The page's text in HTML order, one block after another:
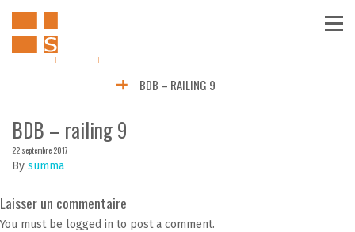
BDB – RAILING 9
BDB – railing 9
22 septembre 2017
By summa
Laisser un commentaire
You must be logged in to post a comment.